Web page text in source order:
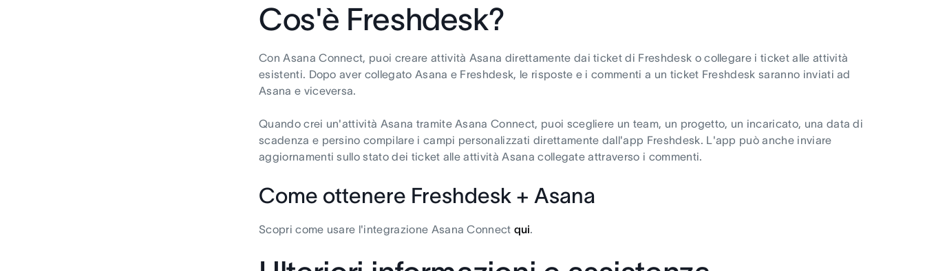
Cos'è Freshdesk?
Con Asana Connect, puoi creare attività Asana direttamente dai ticket di Freshdesk o collegare i ticket alle attività
esistenti. Dopo aver collegato Asana e Freshdesk, le risposte e i commenti a un ticket Freshdesk saranno inviati ad
Asana e viceversa.
Quando crei un'attività Asana tramite Asana Connect, puoi scegliere un team, un progetto, un incaricato, una data di
scadenza e persino compilare i campi personalizzati direttamente dall'app Freshdesk. L'app può anche inviare
aggiornamenti sullo stato dei ticket alle attività Asana collegate attraverso i commenti.
Come ottenere Freshdesk + Asana
Scopri come usare l'integrazione Asana Connectqui.